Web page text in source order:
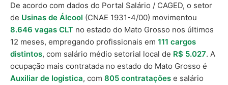
De acordo com dados do Portal Salário / CAGED, o setor
de Usinas de Álcool (CNAE 1931-4/00) movimentou
8.646 vagas CLT no estado do Mato Grosso nos últimos
12 meses, empregando profissionais em 111 cargos
distintos, com salário médio setorial local de R$ 5.027. A
ocupação mais contratada no estado do Mato Grosso é
Auxiliar de logistica, com 805 contratações e salário